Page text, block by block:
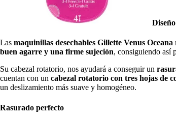
Las maquinillas desechables Gillette Venus Oceana
buen agarre y una firme sujeción, consiguiendo así
Su cabezal rotatorio, nos ayudará a conseguir un
cuentan con un cabezal rotatorio con tres hojas de
un deslizamiento más suave y homogéneo.
Rasurado perfecto